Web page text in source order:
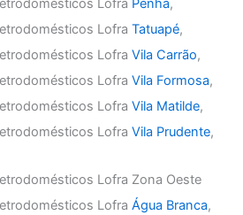
Lofra Penha,
LofraTatuapé,
LofraVila Carrão,
LofraVila Formosa,
LofraVila Matilde,
LofraVila Prudente,
Lofra Zona Oeste
LofraÁgua Branca,